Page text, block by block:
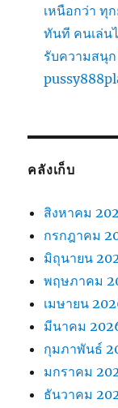
เหนือกว่า ทุ
ทันที คนเล่น
รับความสนุ
คลังเก็บ
สิงหาคม
กรกฎาคม
มิถุนายน
พฤษภาคม
เมษายน
มีนาคม
กุมภาพันธ์
มกราคม
ธันวาคม